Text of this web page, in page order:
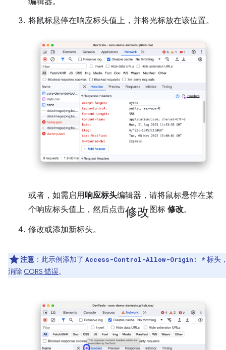
将鼠标悬停在响应标头值上，并将光标放在该位置。
或者，如需启用响应标头编辑器，请将鼠标悬停在某
个响应标头值上，然后点击修改图标 修改。
修改或添加新标头。
注意 ：此示例添加了 Access-Control-Allow-Origin: * 标头
消除 CORS 错误。